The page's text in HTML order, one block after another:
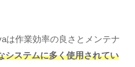
は作業効率の良さとメンテナ
システムに多く使用されてい